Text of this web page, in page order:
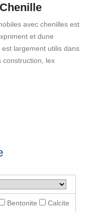
avec chenilles est
et dune
largement utilis dans
construction, lex
Bentonite Calcite